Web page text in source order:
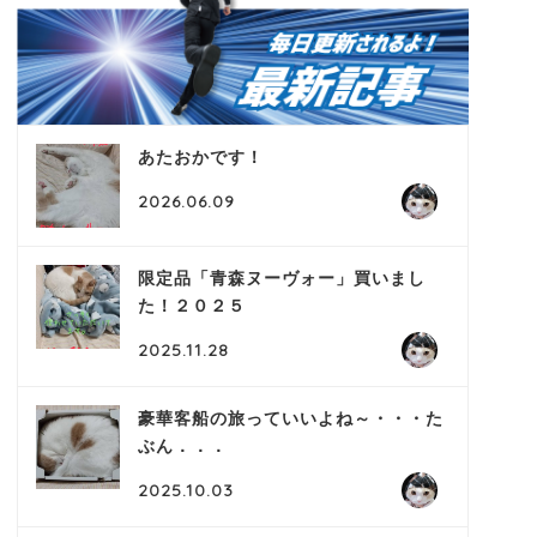
あたおかです！
2026.06.09
限定品「青森ヌーヴォー」買いまし
た！２０２５
2025.11.28
豪華客船の旅っていいよね～・・・た
ぶん．．．
2025.10.03